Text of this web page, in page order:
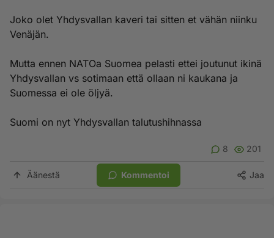
Joko olet Yhdysvallan kaveri tai sitten et vähän niinku
Venäjän.
Mutta ennen NATOa Suomea pelasti ettei joutunut ikinä
Yhdysvallan vs sotimaan että ollaan ni kaukana ja
Suomessa ei ole öljyä.
Suomi on nyt Yhdysvallan talutushihnassa
8 201
Äänestä Kommentoi Jaa